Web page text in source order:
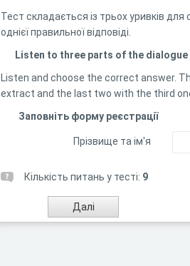
Тест складається із трьох уривків
однієї правильної відповіді.
Listen to three parts of the dialogue
Listen and choose the correct answer.
extract and the last two with the third
Заповніть форму реєстрації
Прізвище та ім'я
Кількість питань у тесті: 9